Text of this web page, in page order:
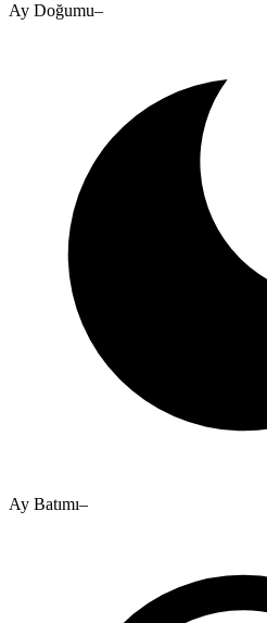
Ay Doğumu–
Ay Batımı–